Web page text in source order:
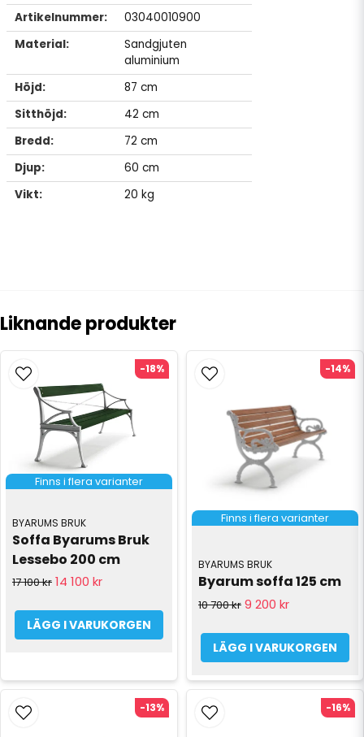
Artikelnummer:
03040010900
Material:
Sandgjuten
aluminium
Höjd:
87 cm
Sitthöjd:
42 cm
Bredd:
72 cm
Djup:
60 cm
Vikt:
20 kg
Liknande produkter
Finns i flera varianter
BYARUMS BRUK
Soffa Byarums Bruk
Lessebo 200 cm
17 100 kr 14 100 kr
LÄGG I VARUKORGEN
-18%
Finns i flera varianter
BYARUMS BRUK
Byarum soffa 125 cm
10 700 kr 9 200 kr
LÄGG I VARUKORGEN
-14%
-13% -16%